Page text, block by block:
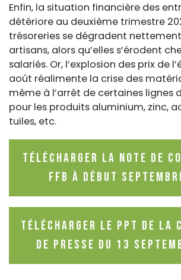
Enfin, la situation financière des
détériore au deuxième trimestre
trésoreries se dégradent
artisans, alors qu’elles s’érodent
salariés. Or, l’explosion des prix de
août réalimente la crise des
même à l’arrêt de certaines lignes
pour les produits aluminium, zinc,
tuiles, etc.
Télécharger la note de
FFB à début
Télécharger le PPT de la
de presse du 13